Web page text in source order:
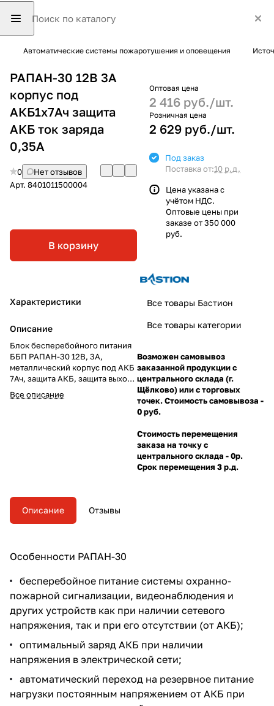
Автоматические системы пожаротушения и оповещения
РАПАН-30 12В 3А
корпус под
АКБ1х7Ач защита
АКБ ток заряда
0,35А
0
Нет отзывов
Арт. 8401011500004
В корзину
Характеристики
Описание
Блок бесперебойного питания
ББП РАПАН-30 12В, 3А,
металлический корпус под АКБ
7Ач, защита АКБ, защита выхода
от КЗ и перегрузки.
Все описание
Оптовая цена
2 416 руб./шт.
Розничная цена
2 629 руб./шт.
Под заказ
Поставка от:10 р.д.
Цена указана с
учётом НДС.
Оптовые цены при
заказе от 350 000
руб.
Все товары Бастион
Все товары категории
Возможен самовывоз
заказанной продукции с
центрального склада (г.
Щёлково) или с торговых
точек. Стоимость самовывоза -
0 руб.
Стоимость перемещения
заказа на точку с
центрального склада - 0р.
Срок перемещения 3 р.д.
Описание Отзывы
Особенности РАПАН-30
бесперебойное питание системы охранно-
пожарной сигнализации, видеонаблюдения и
других устройств как при наличии сетевого
напряжения, так и при его отсутствии (от АКБ);
оптимальный заряд АКБ при наличии
напряжения в электрической сети;
автоматический переход на резервное питание
нагрузки постоянным напряжением от АКБ при